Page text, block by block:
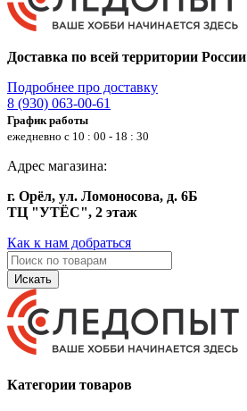
Доставка по всей территории России
Подробнее про доставку
8 (930) 063-00-61
График работы
ежедневно с 10 : 00 - 18 : 30
Адрес магазина:
г. Орёл, ул. Ломоносова, д. 6Б
ТЦ "УТЁС", 2 этаж
Как к нам добраться
Искать
Категории товаров